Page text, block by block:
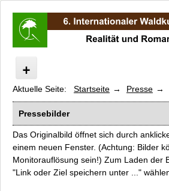
Internationaler Waldkunstpfad
Programm
Künstler
Innenstadtprojekte
Kinderprojekte
Aktuelle Seite: Startseite Presse
Pressebilder
Das Originalbild öffnet sich durch
einem neuen Fenster. (Achtung: Bilder
Monitorauflösung sein!) Zum Laden der
"Link oder Ziel speichern unter ..."